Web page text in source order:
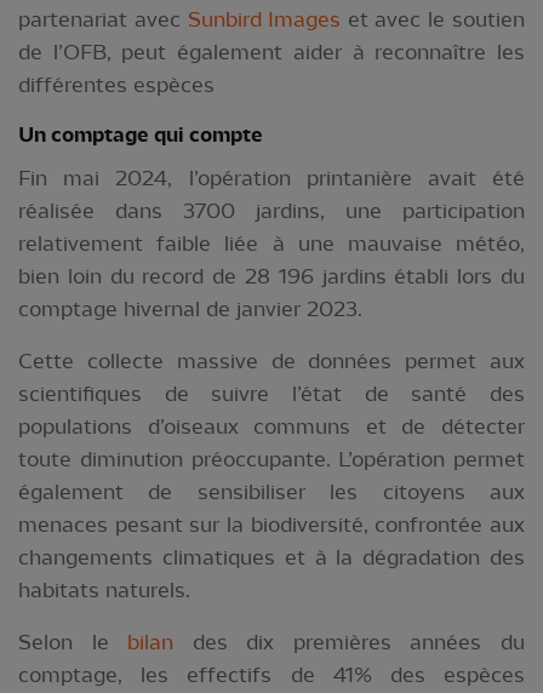
partenariat avec Sunbird Images et avec le soutien
de l’OFB, peut également aider à reconnaître les
différentes espèces
Un comptage qui compte
Fin mai 2024, l’opération printanière avait été
réalisée dans 3700 jardins, une participation
relativement faible liée à une mauvaise météo,
bien loin du record de 28 196 jardins établi lors du
comptage hivernal de janvier 2023.
Cette collecte massive de données permet aux
scientifiques de suivre l’état de santé des
populations d’oiseaux communs et de détecter
toute diminution préoccupante. L’opération permet
également de sensibiliser les citoyens aux
menaces pesant sur la biodiversité, confrontée aux
changements climatiques et à la dégradation des
habitats naturels.
Selon le bilan des dix premières années du
comptage, les effectifs de 41% des espèces